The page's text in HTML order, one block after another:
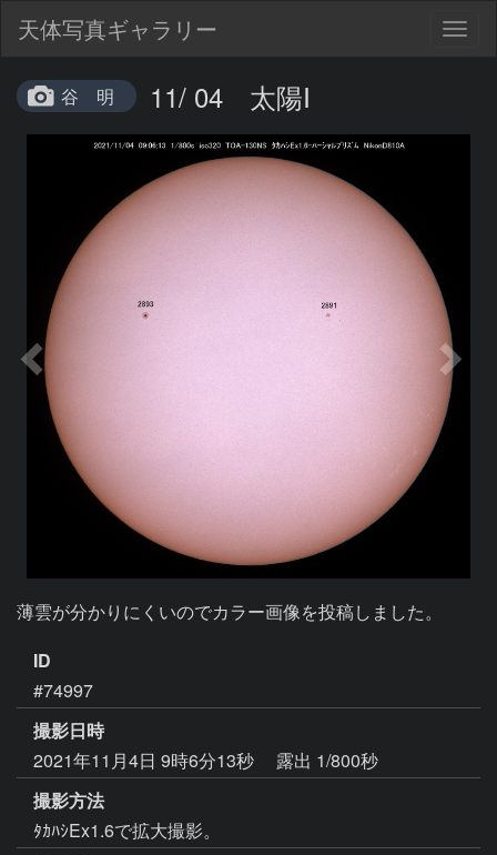
天体写真ギャラリー
谷 明 11/ 04 太陽Ⅰ
ID
#74997
撮影日時
2021年11月4日 9時6分13秒
露出 1/800秒
撮影方法
ﾀｶﾊｼEx1.6で拡大撮影。